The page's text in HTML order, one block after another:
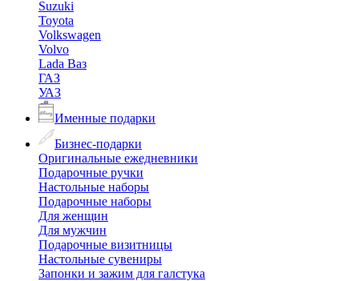
Suzuki
Toyota
Volkswagen
Volvo
Lada Ваз
ГАЗ
УАЗ
Именные подарки
Бизнес-подарки
Оригинальные ежедневники
Подарочные ручки
Настольные наборы
Подарочные наборы
Для женщин
Для мужчин
Подарочные визитницы
Настольные сувениры
Запонки и зажим для галстука